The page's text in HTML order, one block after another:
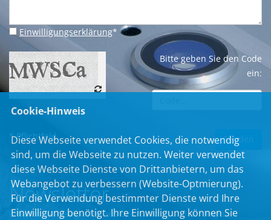
Einwilligungserklärung*
Bitte geben Sie den Code
ein:
* Pflichtfeld
Newsletter
Erhalten Sie Neuigkeiten aus dem Landtag und der Region.
Cookie-Hinweis
Diese Webseite verwendet Cookies, die notwendig
sind, um die Webseite zu nutzen. Weiter verwendet
diese Webseite Dienste von Drittanbietern, um das
Webangebot zu verbessern (Website-Optmierung).
Für die Verwendung bestimmter Dienste wird Ihre
Einwilligung benötigt. Ihre Einwilligung können Sie